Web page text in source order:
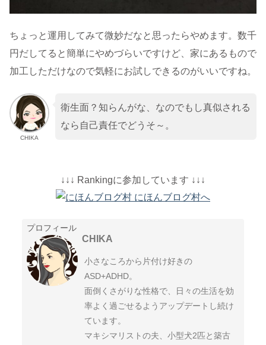
ちょっと運用してみて微妙だなと思ったらやめます。数千
円だしてると簡単にやめづらいですけど、家にあるもので
加工しただけなので気軽にお試しできるのがいいですね。
CHIKA
衛生面？知らんがな、なのでもし真似される
なら自己責任でどうそ～。
↓↓↓ Rankingに参加しています ↓↓↓
プロフィール
CHIKA
小さなころから片付け好きの
ASD+ADHD。
面倒くさがりな性格で、日々の生活を効
率よく過ごせるようアップデートし続け
ています。
マキシマリストの夫、小型犬2匹と築古